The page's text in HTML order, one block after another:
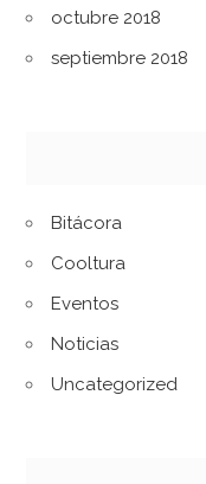
octubre 2018
septiembre 2018
Bitácora
Cooltura
Eventos
Noticias
Uncategorized